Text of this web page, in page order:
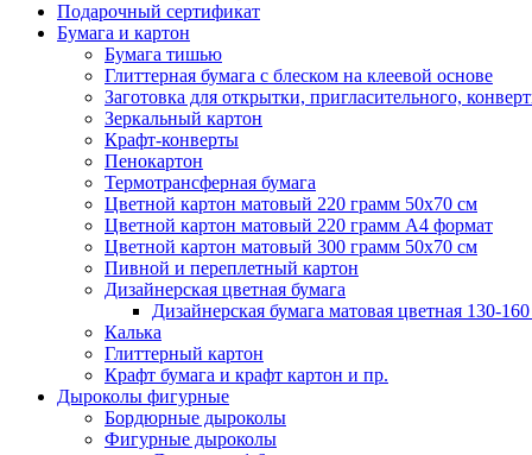
Подарочный сертификат
Бумага и картон
Бумага тишью
Глиттерная бумага с блеском на клеевой основе
Заготовка для открытки, пригласительного,
Зеркальный картон
Крафт-конверты
Пенокартон
Термотрансферная бумага
Цветной картон матовый 220 грамм 50х70 см
Цветной картон матовый 220 грамм A4 формат
Цветной картон матовый 300 грамм 50х70 см
Пивной и переплетный картон
Дизайнерская цветная бумага
Дизайнерская бумага матовая цветная 130-
Калька
Глиттерный картон
Крафт бумага и крафт картон и пр.
Дыроколы фигурные
Бордюрные дыроколы
Фигурные дыроколы